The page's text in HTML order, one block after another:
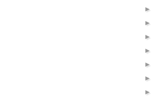
►
►
►
►
►
►
►